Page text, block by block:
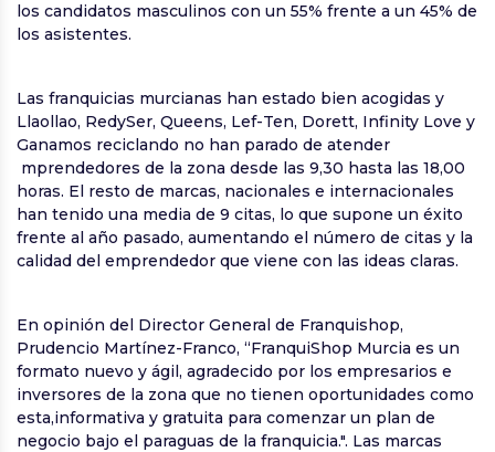
los candidatos masculinos con un 55% frente a un 45% de
los asistentes.
Las franquicias murcianas han estado bien acogidas y
Llaollao, RedySer, Queens, Lef-Ten, Dorett, Infinity Love y
Ganamos reciclando no han parado de atender
mprendedores de la zona desde las 9,30 hasta las 18,00
horas. El resto de marcas, nacionales e internacionales
han tenido una media de 9 citas, lo que supone un éxito
frente al año pasado, aumentando el número de citas y la
calidad del emprendedor que viene con las ideas claras.
En opinión del Director General de Franquishop,
Prudencio Martínez-Franco, “FranquiShop Murcia es un
formato nuevo y ágil, agradecido por los empresarios e
inversores de la zona que no tienen oportunidades como
esta,informativa y gratuita para comenzar un plan de
negocio bajo el paraguas de la franquicia.". Las marcas